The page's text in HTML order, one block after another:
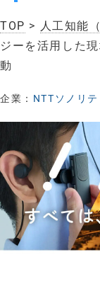
TOP > 人工知能
ジーを活用した
動
企業： NTTソノリ